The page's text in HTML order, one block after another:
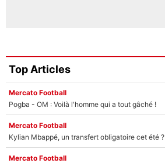
Top Articles
Mercato Football
Pogba - OM : Voilà l'homme qui a tout gâché !
Mercato Football
Kylian Mbappé, un transfert obligatoire cet été ?
Mercato Football